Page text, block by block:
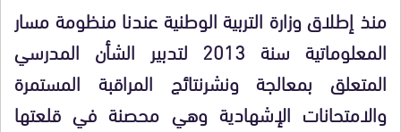
منذ إطلاق وزارة التربية الوطنية عندنا منظومة مسار
المعلوماتية سنة 2013 لتدبير الشأن المدرسي
المتعلق بمعالجة ونشرنتائج المراقبة المستمرة
والامتحانات الإشهادية وهي محصنة في قلعتها